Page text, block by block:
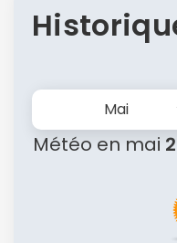
Mai
Météo en mai